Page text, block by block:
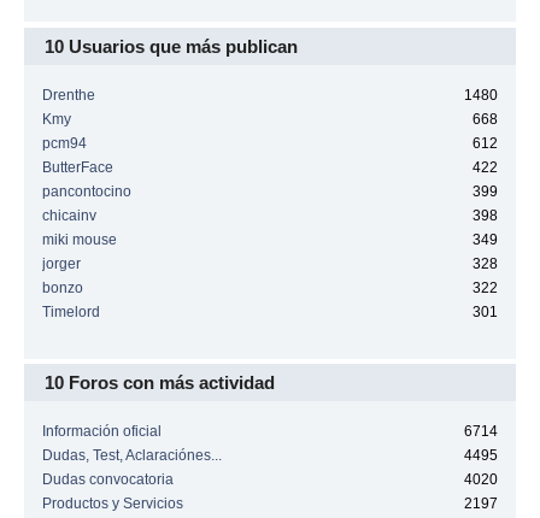
10 Usuarios que más publican
Drenthe
1480
Kmy
668
pcm94
612
ButterFace
422
pancontocino
399
chicainv
398
miki mouse
349
jorger
328
bonzo
322
Timelord
301
10 Foros con más actividad
Información oficial
6714
Dudas, Test, Aclaraciónes...
4495
Dudas convocatoria
4020
Productos y Servicios
2197